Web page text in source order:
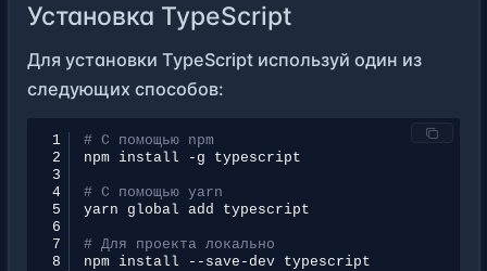
Установка TypeScript
Для установки TypeScript используй один из
следующих способов:
1
# С помощью npm
2
npm install -g
3
4
# С помощью yarn
5
yarn global add
6
7
# Для проекта локально
8
npm install --save-dev